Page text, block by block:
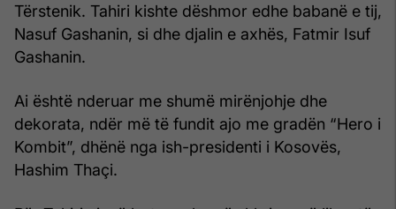
Tërstenik. Tahiri kishte dëshmor edhe babanë e tij,
Nasuf Gashanin, si dhe djalin e axhës, Fatmir Isuf
Gashanin.
Ai është nderuar me shumë mirënjohje dhe
dekorata, ndër më të fundit ajo me gradën “Hero i
Kombit”, dhënë nga ish-presidenti i Kosovës,
Hashim Thaçi.